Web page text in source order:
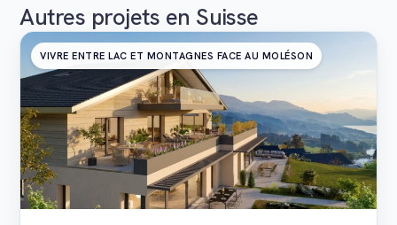
Autres projets en Suisse
VIVRE ENTRE LAC ET MONTAGNES FACE AU MOLÉSON